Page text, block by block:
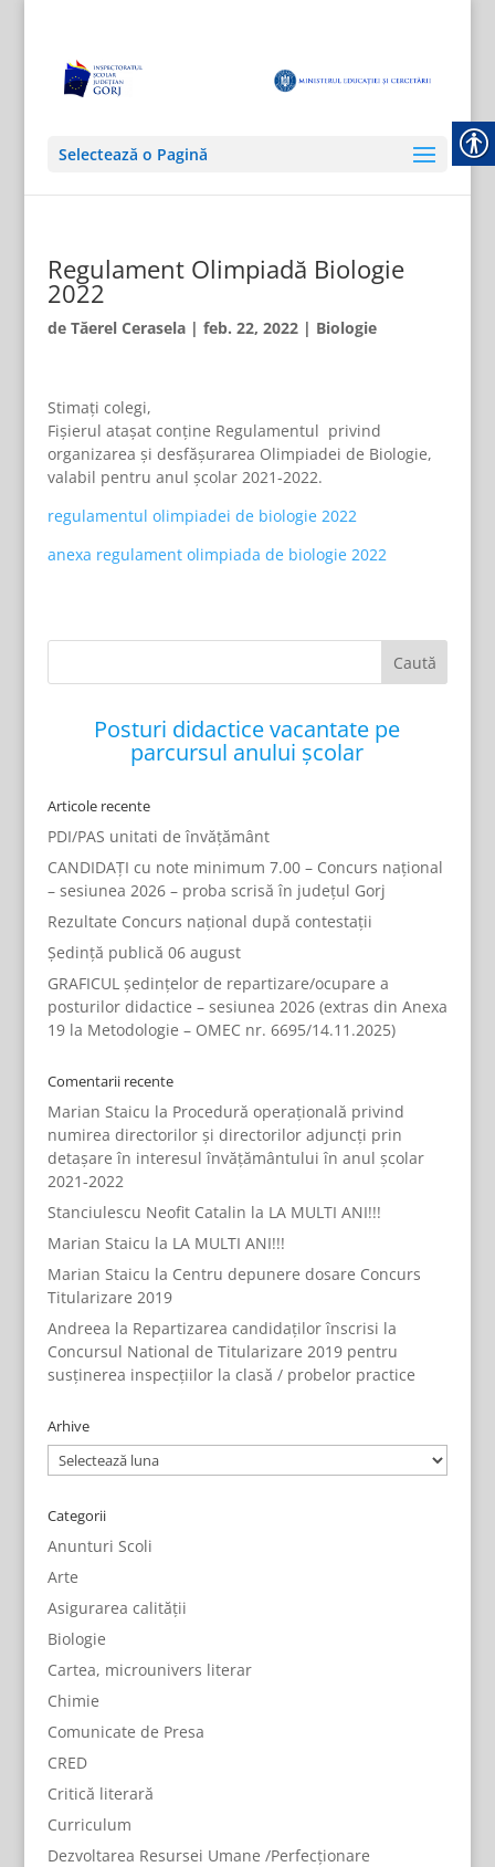
Selectează o Pagină
Regulament Olimpiadă Biologie
2022
de Tăerel Cerasela| feb. 22, 2022| Biologie
Stimați colegi,
Fișierul atașat conține Regulamentul privind
organizarea și desfăşurarea Olimpiadei de Biologie,
valabil pentru anul școlar 2021-2022.
regulamentul olimpiadei de biologie 2022
anexa regulament olimpiada de biologie 2022
Posturi didactice vacantate pe
parcursul anului școlar
Articole recente
PDI/PAS unitati de învățământ
CANDIDAȚI cu note minimum 7.00 – Concurs național
– sesiunea 2026 – proba scrisă în județul Gorj
Rezultate Concurs național după contestații
Ședință publică 06 august
GRAFICUL ședințelor de repartizare/ocupare a
posturilor didactice – sesiunea 2026 (extras din Anexa
19 la Metodologie – OMEC nr. 6695/14.11.2025)
Comentarii recente
Marian Staicu la Procedură operațională privind
numirea directorilor și directorilor adjuncți prin
detașare în interesul învățământului în anul școlar
2021-2022
Stanciulescu Neofit Catalin la LA MULTI ANI!!!
Marian Staicu la LA MULTI ANI!!!
Marian Staicu la Centru depunere dosare Concurs
Titularizare 2019
Andreea la Repartizarea candidaților înscrisi la
Concursul National de Titularizare 2019 pentru
susținerea inspecțiilor la clasă / probelor practice
Arhive
Arhive
Categorii
Anunturi Scoli
Arte
Asigurarea calității
Biologie
Cartea, microunivers literar
Chimie
Comunicate de Presa
CRED
Critică literară
Curriculum
Dezvoltarea Resursei Umane /Perfecționare